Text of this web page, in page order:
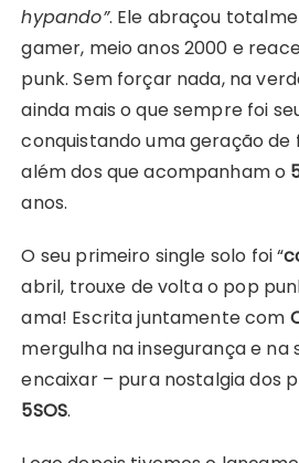
hypando”. Ele abraçou
gamer, meio anos 2000 e
punk. Sem forçar nada, na
ainda mais o que sempre foi
conquistando uma geração de
além dos que acompanham o
anos.
O seu primeiro single solo foi “
abril, trouxe de volta o pop
ama! Escrita juntamente com
mergulha na insegurança e na
encaixar – pura nostalgia dos
5SOS.